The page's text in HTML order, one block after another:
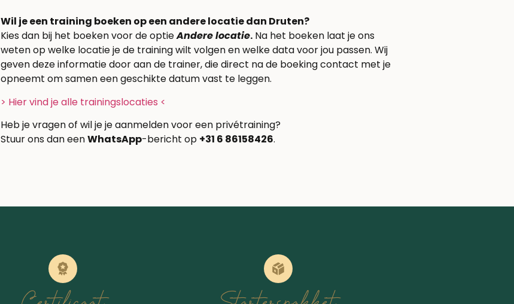
Wil je een training boeken op een andere locatie dan Druten?
Kies dan bij het boeken voor de optieAndere locatie. Na het boeken laat je ons
weten op welke locatie je de training wilt volgen en welke data voor jou passen. Wij
geven deze informatie door aan de trainer, die direct na de boeking contact met je
opneemt om samen een geschikte datum vast te leggen.
> Hier vind je alle trainingslocaties <
Heb je vragen of wil je je aanmelden voor een privétraining?
Stuur ons dan eenWhatsApp-bericht op +31 6 86158426.